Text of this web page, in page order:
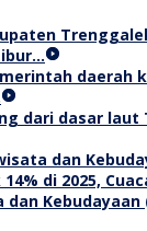
di 2025,